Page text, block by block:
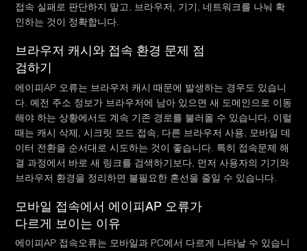
접속 실패로 판단하지 말고, 브라우저, 기기, 네트워크를 나눠 확
인하는 것이 정확합니다.
브라우저 캐시와 접속 환경 문제 점
검하기
에이피AP 오류는 브라우저 캐시 때문에 발생하는 경우도 있습니
다. 예전 주소 정보가 브라우저에 남아 있으면 새 도메인으로 이동
해야 하는 상황에서도 계속 기존 경로를 불러올 수 있습니다. 이럴
때는 캐시 삭제, 시크릿 모드 접속, 다른 브라우저 사용, 모바일 데
이터 전환을 순서대로 시도하는 것이 좋습니다. 특히 접속문제 해
결 과정에서 바로 새 링크를 검색하기보다, 먼저 사용자의 기기와
브라우저 환경을 정리하면 불필요한 혼선을 줄일 수 있습니다.
모바일 접속에서 에이피AP 오류가
다르게 보이는 이유
에이피AP 접속오류는 모바일과 PC에서 다르게 나타날 수 있습니